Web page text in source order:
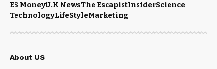
ES MoneyU.K NewsThe EscapistInsiderScience
TechnologyLifeStyleMarketing
About US